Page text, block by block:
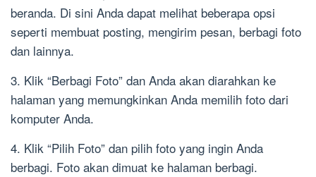
beranda. Di sini Anda dapat melihat beberapa opsi
seperti membuat posting, mengirim pesan, berbagi foto
dan lainnya.
3. Klik “Berbagi Foto” dan Anda akan diarahkan ke
halaman yang memungkinkan Anda memilih foto dari
komputer Anda.
4. Klik “Pilih Foto” dan pilih foto yang ingin Anda
berbagi. Foto akan dimuat ke halaman berbagi.